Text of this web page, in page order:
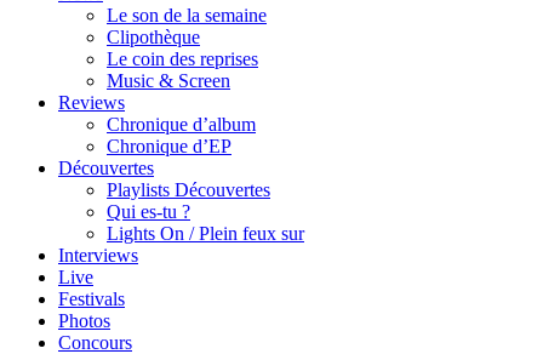
Le son de la semaine
Clipothèque
Le coin des reprises
Music & Screen
Reviews
Chronique d’album
Chronique d’EP
Découvertes
Playlists Découvertes
Qui es-tu ?
Lights On / Plein feux sur
Interviews
Live
Festivals
Photos
Concours